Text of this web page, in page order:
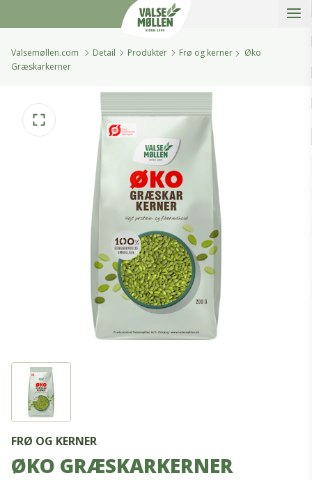
Valsemøllen.com Detail Produkter Frø og kerner
Øko
Græskarkerner
FRØ OG KERNER
ØKO GRÆSKARKERNER